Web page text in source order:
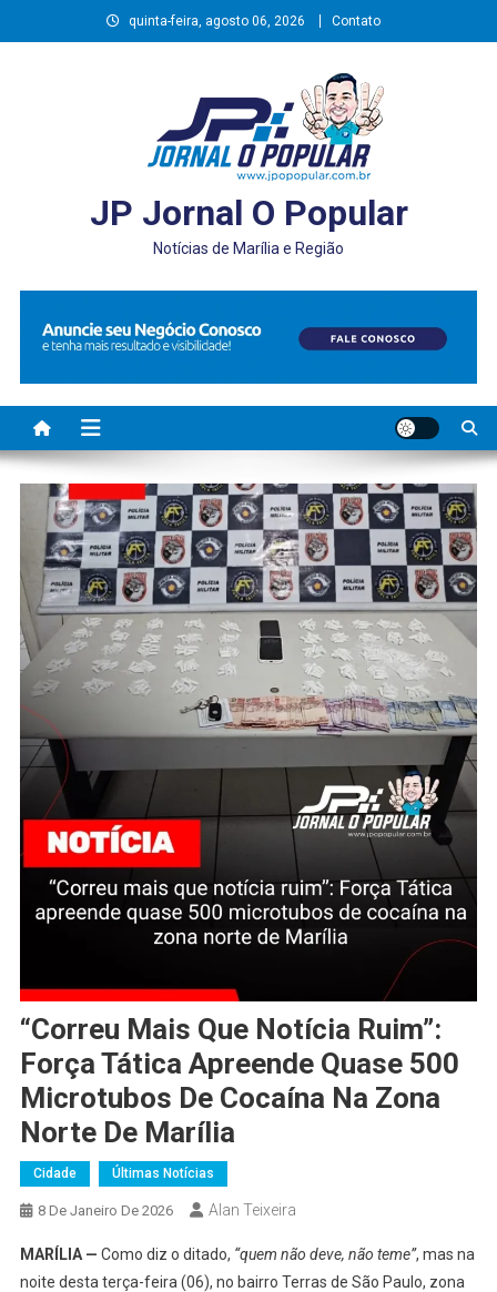
to
quinta-feira, agosto 06, 2026 Contato
JP Jornal O Popular
Notícias de Marília e Região
“Correu Mais Que Notícia Ruim”:
Força Tática Apreende Quase 500
Microtubos De Cocaína Na Zona
Norte De Marília
Cidade Últimas Notícias
8 De Janeiro De 2026 Alan Teixeira
MARÍLIA — Como diz o ditado, “quem não deve, não teme”, mas na
noite desta terça-feira (06), no bairro Terras de São Paulo, zona